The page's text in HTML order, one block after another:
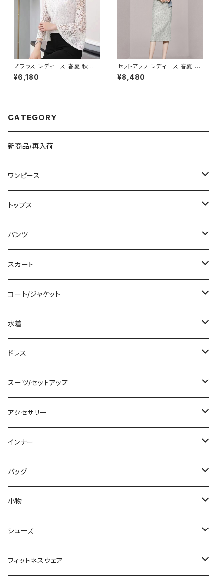
ブラウス レディース 春夏 秋冬
春 夏 秋 冬 白 シャツ トップス
フレアスリーブ チョーカー風 ラ
スルー チョーカーネック ブラウ
ー シンプル シャツブラウス オフ
0代 20代 30代 40代 C-TSS
¥6,180
セットアップ レディース 春夏 秋
冬 春 夏 秋 冬 ブラウス タイトス
カート セット ドレス 長袖 ストラ
ュアル 結婚式 パーティー お呼
¥8,480
CATEGORY
新商品/再入荷
ワンピース
ミニ/ショート
ミディアム/ミモレ
ロング/マキシ
袖付き
ノースリーブ
その他
チュニック
トップス
Tシャツ/カットソー
タンクトップ/キャミソール
シャツ/ブラウス
ベアトップ/チューブトップ
カーディガン/ボレロ
ニット/セーター
パーカー
スウェット/トレーナー
その他
パンツ
ショート丈
クロップド丈
ロング丈
デニム
レギンス
その他
オールインワン
スカート
ミニ/ショート
ミディアム/ミモレ
ロング
その他
コート/ジャケット
コート
ジャケット
その他
水着
タンキニ
バンドゥビキニ
ワンピース
ラッシュガード
その他
ドレス
ミニ/ショート
ミディアム/ミモレ
ロング/マキシ
袖付き
ノースリーブ
パンツドレス
ナイトドレス
スーツ/セットアップ
パンツスーツ
スカートスーツ
その他
アクセサリー
ネックレス
ブレスレット
ピアス
コサージュ
リング
インナー
ブラ/ブラトップ/ベアトップ
ショーツ
タンクトップ/キャミソール
半袖/5分
バッグ
サブバッグ
クラッチバッグ
トートバッグ
小物
マフラー/スカーフ/ストール
財布
シューズ
スニーカー
フィットネスウェア